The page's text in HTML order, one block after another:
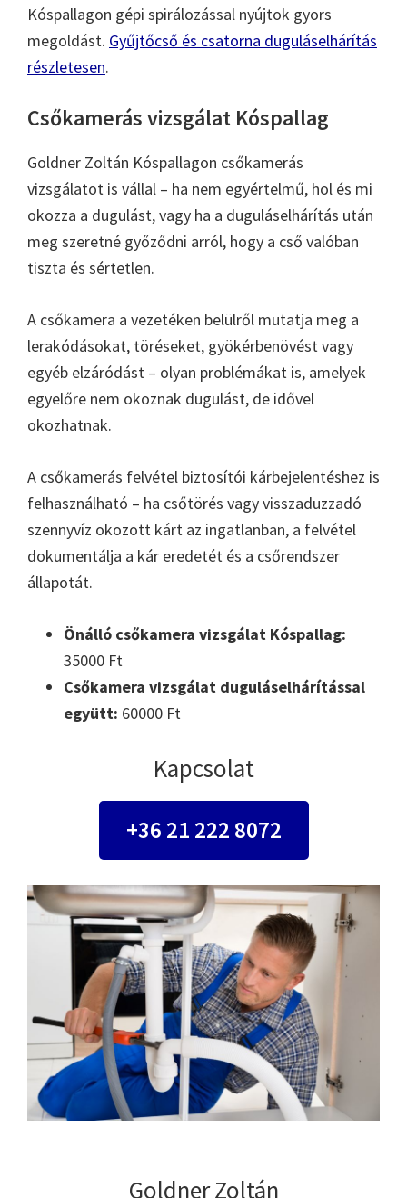
Kóspallagon gépi spirálozással nyújtok gyors
megoldást. Gyűjtőcső és csatorna duguláselhárítás
részletesen.
Csőkamerás vizsgálat Kóspallag
Goldner Zoltán Kóspallagon csőkamerás
vizsgálatot is vállal – ha nem egyértelmű, hol és mi
okozza a dugulást, vagy ha a duguláselhárítás után
meg szeretné győződni arról, hogy a cső valóban
tiszta és sértetlen.
A csőkamera a vezetéken belülről mutatja meg a
lerakódásokat, töréseket, gyökérbenövést vagy
egyéb elzáródást – olyan problémákat is, amelyek
egyelőre nem okoznak dugulást, de idővel
okozhatnak.
A csőkamerás felvétel biztosítói kárbejelentéshez is
felhasználható – ha csőtörés vagy visszaduzzadó
szennyvíz okozott kárt az ingatlanban, a felvétel
dokumentálja a kár eredetét és a csőrendszer
állapotát.
Önálló csőkamera vizsgálat Kóspallag:
35000 Ft
Csőkamera vizsgálat duguláselhárítással
együtt: 60000 Ft
Kapcsolat
+36 21 222 8072
Goldner Zoltán